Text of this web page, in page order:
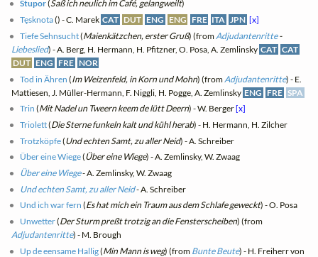
Stupor(Saß ich neulich im Café, gelangweilt)
Tęsknota() - C. Marek CAT DUT ENG ENG FRE ITA JPN [x]
Tiefe Sehnsucht(Maienkätzchen, erster Gruß) (from Adjudantenritte-
Liebeslied) - A. Berg, H. Hermann, H. Pfitzner, O. Posa, A. Zemlinsky CAT CAT
DUT ENG FRE NOR
Tod in Ähren (Im Weizenfeld, in Korn und Mohn) (from Adjudantenritte) - E.
Mattiesen, J. Müller-Hermann, F. Niggli, H. Pogge, A. Zemlinsky ENG FRE SPA
Trin (Mit Nadel un Tweern keem de lütt Deern) - W. Berger[x]
Triolett(Die Sterne funkeln kalt und kühl herab) - H. Hermann, H. Zilcher
Trotzköpfe(Und echten Samt, zu aller Neid) - A. Schreiber
Über eine Wiege(Über eine Wiege) - A. Zemlinsky, W. Zwaag
Über eine Wiege- A. Zemlinsky, W. Zwaag
Und echten Samt, zu aller Neid- A. Schreiber
Und ich war fern (Es hat mich ein Traum aus dem Schlafe geweckt) - O. Posa
Unwetter(Der Sturm preßt trotzig an die Fensterscheiben) (from
Adjudantenritte) - M. Brough
Up de eensame Hallig(Min Mann is weg) (from Bunte Beute) - H. Freiherr von